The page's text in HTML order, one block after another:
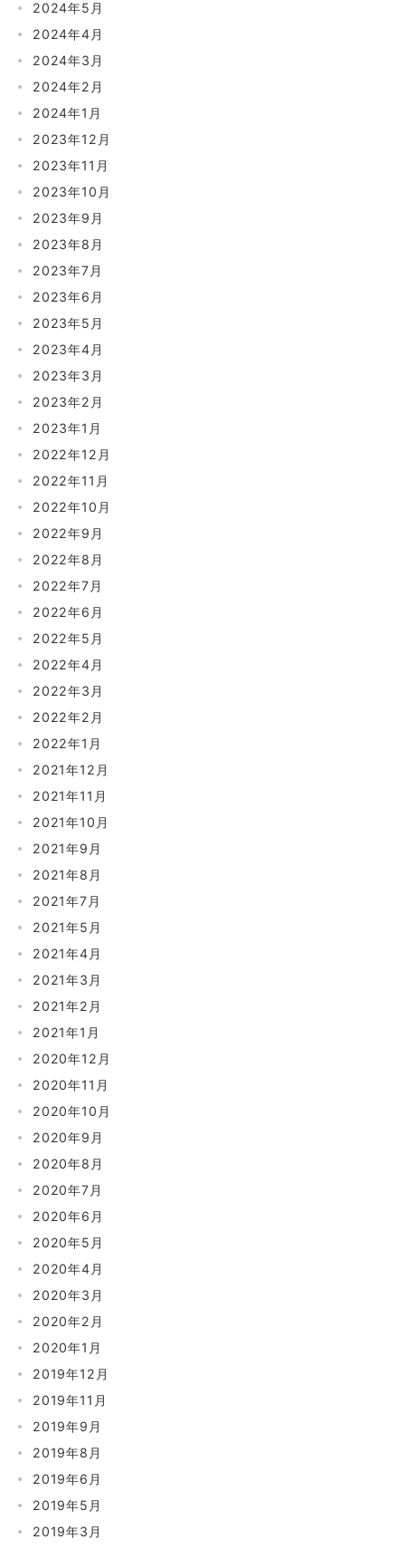
2024年5月
2024年4月
2024年3月
2024年2月
2024年1月
2023年12月
2023年11月
2023年10月
2023年9月
2023年8月
2023年7月
2023年6月
2023年5月
2023年4月
2023年3月
2023年2月
2023年1月
2022年12月
2022年11月
2022年10月
2022年9月
2022年8月
2022年7月
2022年6月
2022年5月
2022年4月
2022年3月
2022年2月
2022年1月
2021年12月
2021年11月
2021年10月
2021年9月
2021年8月
2021年7月
2021年5月
2021年4月
2021年3月
2021年2月
2021年1月
2020年12月
2020年11月
2020年10月
2020年9月
2020年8月
2020年7月
2020年6月
2020年5月
2020年4月
2020年3月
2020年2月
2020年1月
2019年12月
2019年11月
2019年9月
2019年8月
2019年6月
2019年5月
2019年3月